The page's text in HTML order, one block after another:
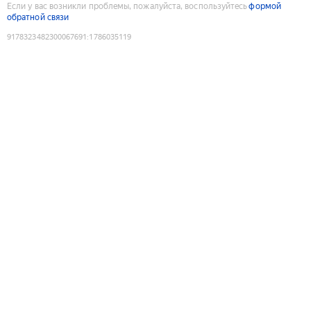
Если у вас возникли проблемы, пожалуйста, воспользуйтесьформой
обратной связи
9178323482300067691 :1786035119